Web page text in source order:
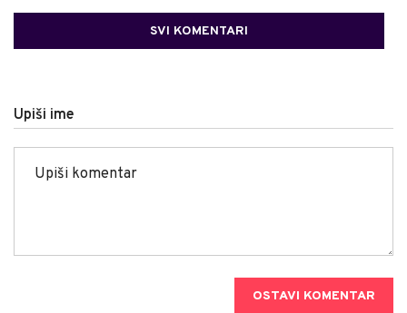
SVI KOMENTARI
Upiši ime
OSTAVI KOMENTAR